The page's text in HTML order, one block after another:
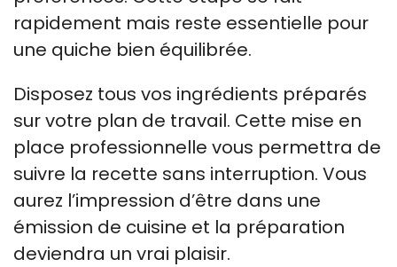
rapidement mais reste essentielle pour
une quiche bien équilibrée.
Disposez tous vos ingrédients préparés
sur votre plan de travail. Cette mise en
place professionnelle vous permettra de
suivre la recette sans interruption. Vous
aurez l’impression d’être dans une
émission de cuisine et la préparation
deviendra un vrai plaisir.